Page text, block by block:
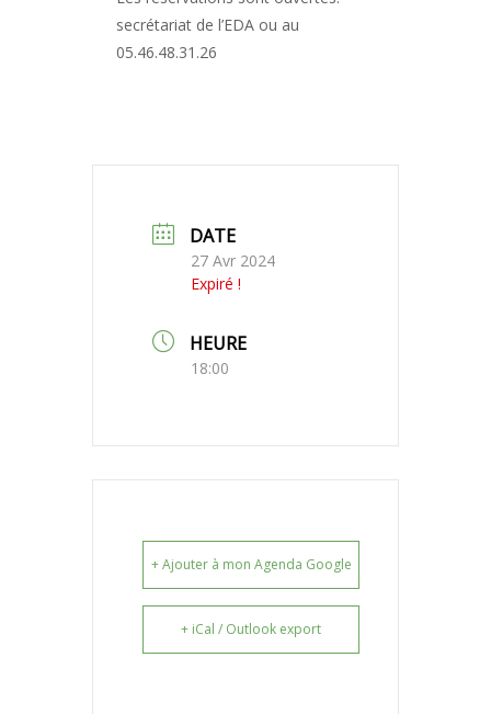
secrétariat de l’EDA ou au
05.46.48.31.26
DATE
27 Avr 2024
Expiré !
HEURE
18:00
+ Ajouter à mon Agenda Google
+ iCal / Outlook export